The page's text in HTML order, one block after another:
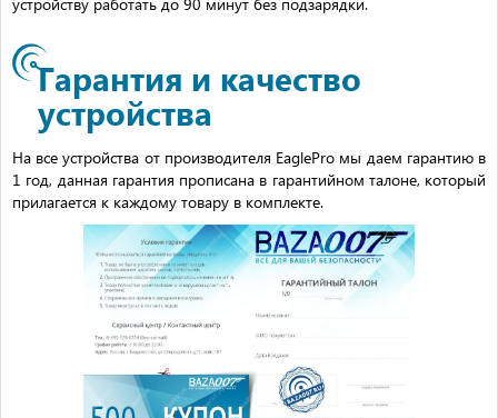
Гарантия и качество
устройства
На все устройства от производителя EaglePro мы даем гарантию в
1 год, данная гарантия прописана в гарантийном талоне, который
прилагается к каждому товару в комплекте.